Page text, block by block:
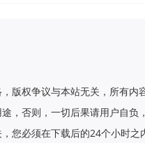
版权争议与本站无关，所有
，否则，一切后果请用户自
您必须在下载后的24个小时